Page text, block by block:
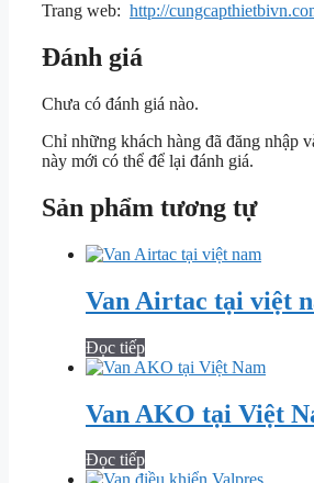
Trang web: http://
Đánh giá
Chưa có đánh giá nào.
Chỉ những khách hàng đã đăng nhập
này mới có thể để lại đánh giá.
Sản phẩm tương tự
Van Airtac tại việt
Đọc tiếp
Van AKO tại Việt
Đọc tiếp